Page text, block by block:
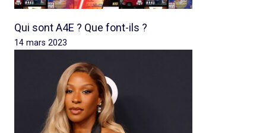
Qui sont A4E ? Que font-ils ?
14 mars 2023